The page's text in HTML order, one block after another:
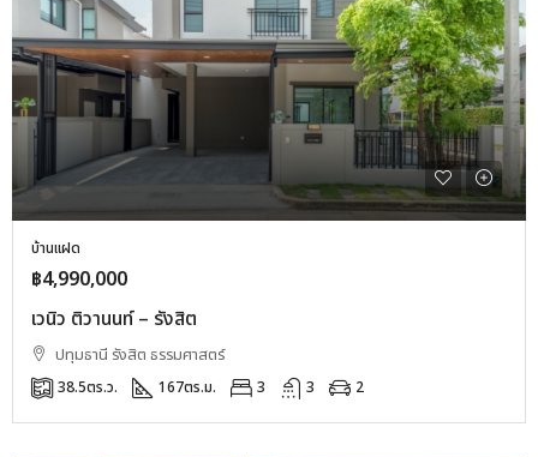
บ้านแฝด
฿4,990,000
เวนิว ติวานนท์ – รังสิต
ปทุมธานี รังสิต ธรรมศาสตร์
38.5ตร.ว. 167ตร.ม. 3 3 2